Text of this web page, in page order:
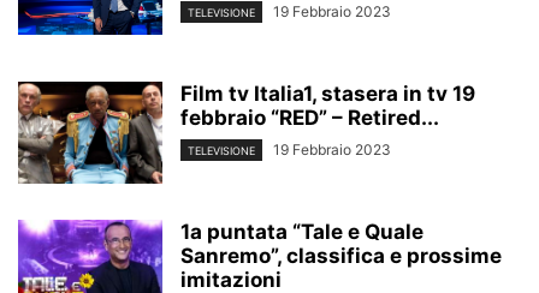
TELEVISIONE 19 Febbraio 2023
Film tv Italia1, stasera in tv 19
febbraio “RED” – Retired...
TELEVISIONE 19 Febbraio 2023
1a puntata “Tale e Quale
Sanremo”, classifica e prossime
imitazioni